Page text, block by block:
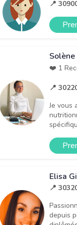
📍
❤️ 1
📍
Je vous
Elisa
📍
depuis